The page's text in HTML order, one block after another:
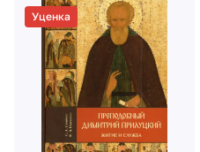
Уценка